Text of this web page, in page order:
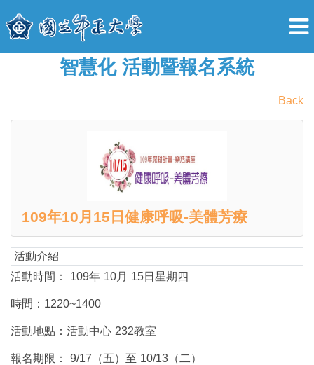
智慧化 活動暨報名系統
Back
109年10月15日健康呼吸-美體芳療
活動介紹
活動時間：
109年 10月 15日星期四
時間： 1220~1400
活動地點：活動中心 232教室
報名期限： 9/17 （五）至 10/13 （二）